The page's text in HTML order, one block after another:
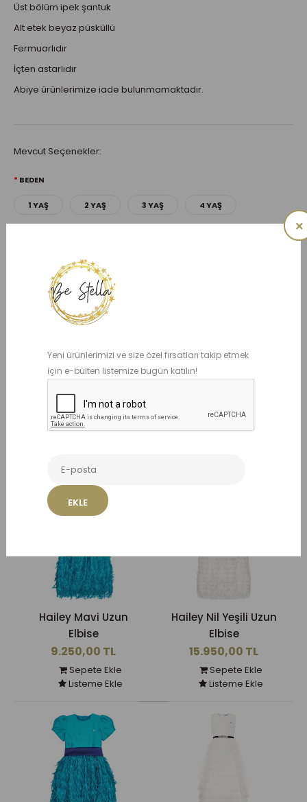
Yeni ürünlerimizi ve size özel fırsatları takip etmek
için e-bülten listemize bugün katılın!
EKLE
×
Üst bölüm ipek şantuk
Alt etek beyaz püsküllü
Fermuarlıdır
İçten astarlıdır
Abiye ürünlerimize iade bulunmamaktadır.
Mevcut Seçenekler:
BEDEN
1 YAŞ 2 YAŞ 3 YAŞ 4 YAŞ
12 YAŞ
Benzer Ürünler
Hailey Mavi Uzun
Elbise
9.250,00 TL
Sepete Ekle
Listeme Ekle
Hailey Nil Yeşili Uzun
Elbise
15.950,00 TL
Sepete Ekle
Listeme Ekle